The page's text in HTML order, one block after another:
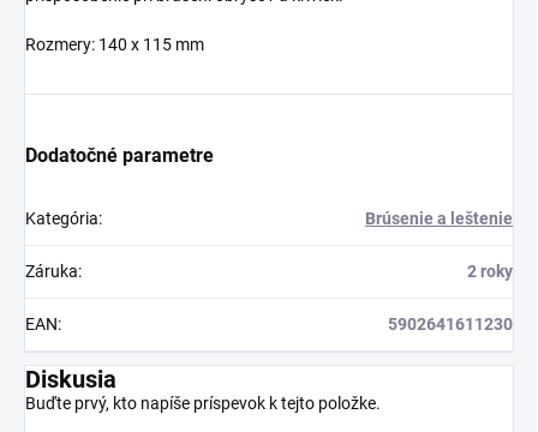
Rozmery: 140 x 115 mm
Dodatočné parametre
Kategória: Brúsenie a leštenie
Záruka: 2 roky
EAN: 5902641611230
Diskusia
Buďte prvý, kto napíše príspevok k tejto položke.